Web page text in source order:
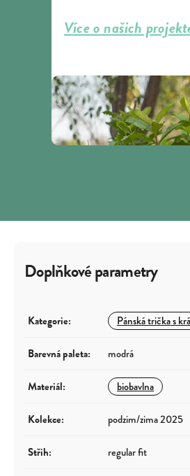
Více o našich
Doplňkové parametry
Kategorie: Pánská trička s
Barevná paleta: modrá
Materiál: biobavlna
Kolekce: podzim/zima 2025
Střih: regular fit